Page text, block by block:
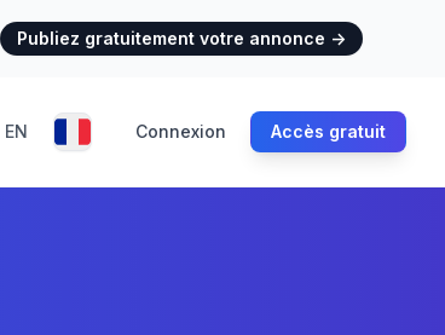
Publiez gratuitement votre annonce →
EN Connexion Accès gratuit